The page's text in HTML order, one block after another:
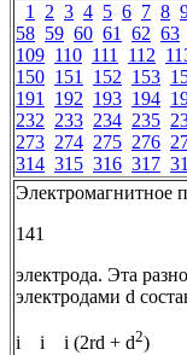
1 2 3 4 5 6 7 8
58 59 60 61 62 63
109 110 111 112
150 151 152 153
191 192 193 194
232 233 234 235
273 274 275 276
314 315 316 317
Электромагнитное
141
электрода. Эта
электродами d
i i i (2rd + d2)